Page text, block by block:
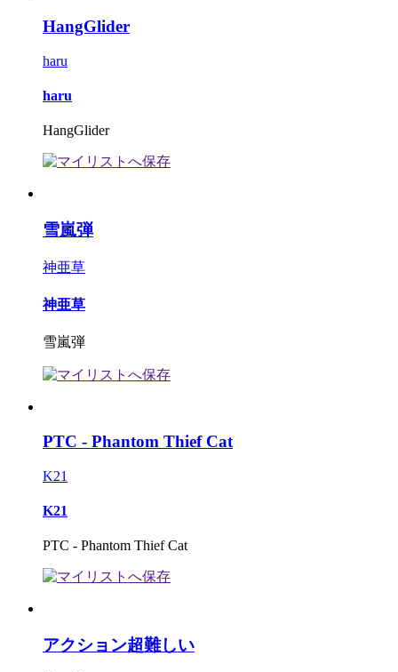
HangGlider
haru
haru
HangGlider
雪嵐弾
神亜草
神亜草
雪嵐弾
PTC - Phantom Thief Cat
K21
K21
PTC - Phantom Thief Cat
アクション超難しい